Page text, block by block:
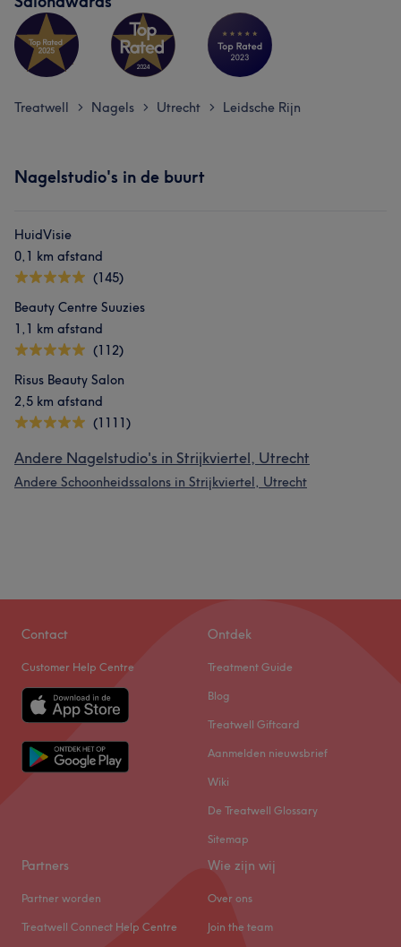
Treatwell > Nagels > Utrecht > Leidsche Rijn
Nagelstudio's in de buurt
HuidVisie
0,1 km afstand
(145)
Beauty Centre Suuzies
1,1 km afstand
(112)
Risus Beauty Salon
2,5 km afstand
(1111)
Andere Nagelstudio's in Strijkviertel, Utrecht
Andere Schoonheidssalons in Strijkviertel, Utrecht
Contact
Customer Help Centre
Ontdek
Treatment Guide
Blog
Treatwell Giftcard
Aanmelden nieuwsbrief
Wiki
De Treatwell Glossary
Sitemap
Partners
Partner worden
Treatwell Connect Help Centre
Wie zijn wij
Over ons
Join the team